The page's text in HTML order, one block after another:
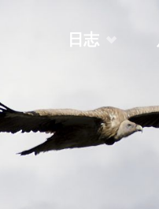
content
日志